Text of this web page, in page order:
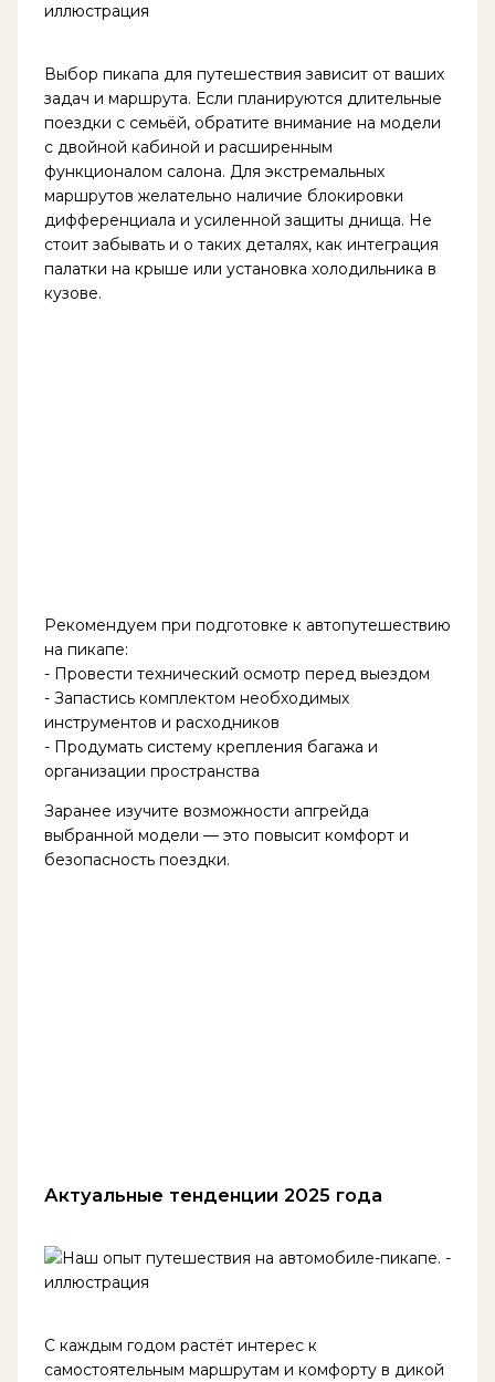
Выбор пикапа для путешествия зависит от ваших
задач и маршрута. Если планируются длительные
поездки с семьёй, обратите внимание на модели
с двойной кабиной и расширенным
функционалом салона. Для экстремальных
маршрутов желательно наличие блокировки
дифференциала и усиленной защиты днища. Не
стоит забывать и о таких деталях, как интеграция
палатки на крыше или установка холодильника в
кузове.
Рекомендуем при подготовке к автопутешествию
на пикапе:
- Провести технический осмотр перед выездом
- Запастись комплектом необходимых
инструментов и расходников
- Продумать систему крепления багажа и
организации пространства
Заранее изучите возможности апгрейда
выбранной модели — это повысит комфорт и
безопасность поездки.
Актуальные тенденции 2025 года
С каждым годом растёт интерес к
самостоятельным маршрутам и комфорту в дикой